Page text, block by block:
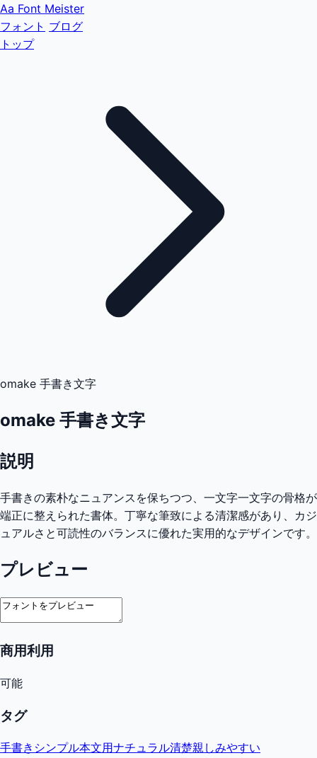
Aa Font Meister
フォント ブログ
トップ
omake 手書き文字
omake 手書き文字
説明
手書きの素朴なニュアンスを保ちつつ、一文字一文字の骨格が
端正に整えられた書体。丁寧な筆致による清潔感があり、カジ
ュアルさと可読性のバランスに優れた実用的なデザインです。
プレビュー
商用利用
可能
タグ
手書き シンプル本文用ナチュラル清楚親しみやすい